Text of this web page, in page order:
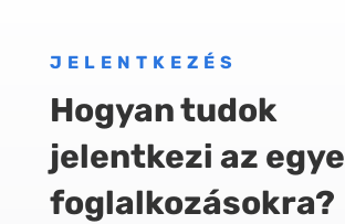
JELENTKEZÉS
Hogyan tudok
jelentkezi az
foglalkozásokra?